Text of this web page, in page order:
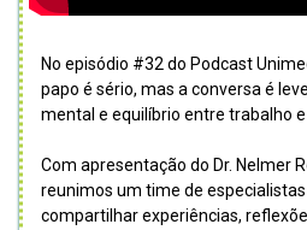
No episódio #32 do Podcast
papo é sério, mas a conversa é
mental e equilíbrio entre trabalho e
Com apresentação do Dr. Nelmer
reunimos um time de
compartilhar experiências,